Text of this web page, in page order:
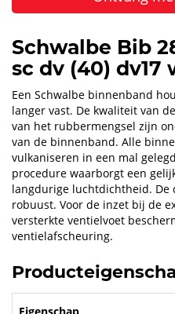
Schwalbe Bib
sc dv (40) dv17
Een Schwalbe binnenband
langer vast. De kwaliteit van
van het rubbermengsel zijn
van de binnenband. Alle
vulkaniseren in een mal
procedure waarborgt een
langdurige luchtdichtheid. De
robuust. Voor de inzet bij de
versterkte ventielvoet
ventielafscheuring.
Eigenschap